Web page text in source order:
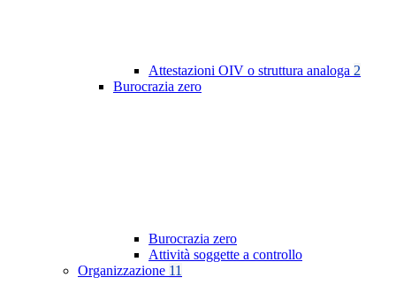
Attestazioni OIV o struttura analoga 2
Burocrazia zero
Burocrazia zero
Attività soggette a controllo
Organizzazione 11